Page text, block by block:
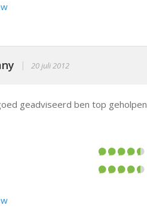
| 20 juli 2012
geadviseerd ben top geholpen